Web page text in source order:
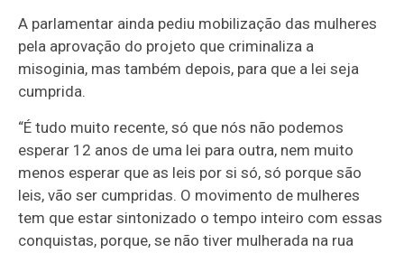
A parlamentar ainda pediu mobilização das mulheres
pela aprovação do projeto que criminaliza a
misoginia, mas também depois, para que a lei seja
cumprida.
“É tudo muito recente, só que nós não podemos
esperar 12 anos de uma lei para outra, nem muito
menos esperar que as leis por si só, só porque são
leis, vão ser cumpridas. O movimento de mulheres
tem que estar sintonizado o tempo inteiro com essas
conquistas, porque, se não tiver mulherada na rua